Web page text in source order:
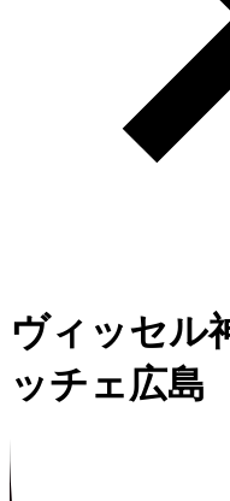
ヴィッセル
ッチェ広島